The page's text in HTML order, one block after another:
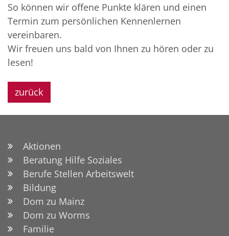
So können wir offene Punkte klären und einen
Termin zum persönlichen Kennenlernen
vereinbaren.
Wir freuen uns bald von Ihnen zu hören oder zu
lesen!
zurück
Aktionen
Beratung Hilfe Soziales
Berufe Stellen Arbeitswelt
Bildung
Dom zu Mainz
Dom zu Worms
Familie